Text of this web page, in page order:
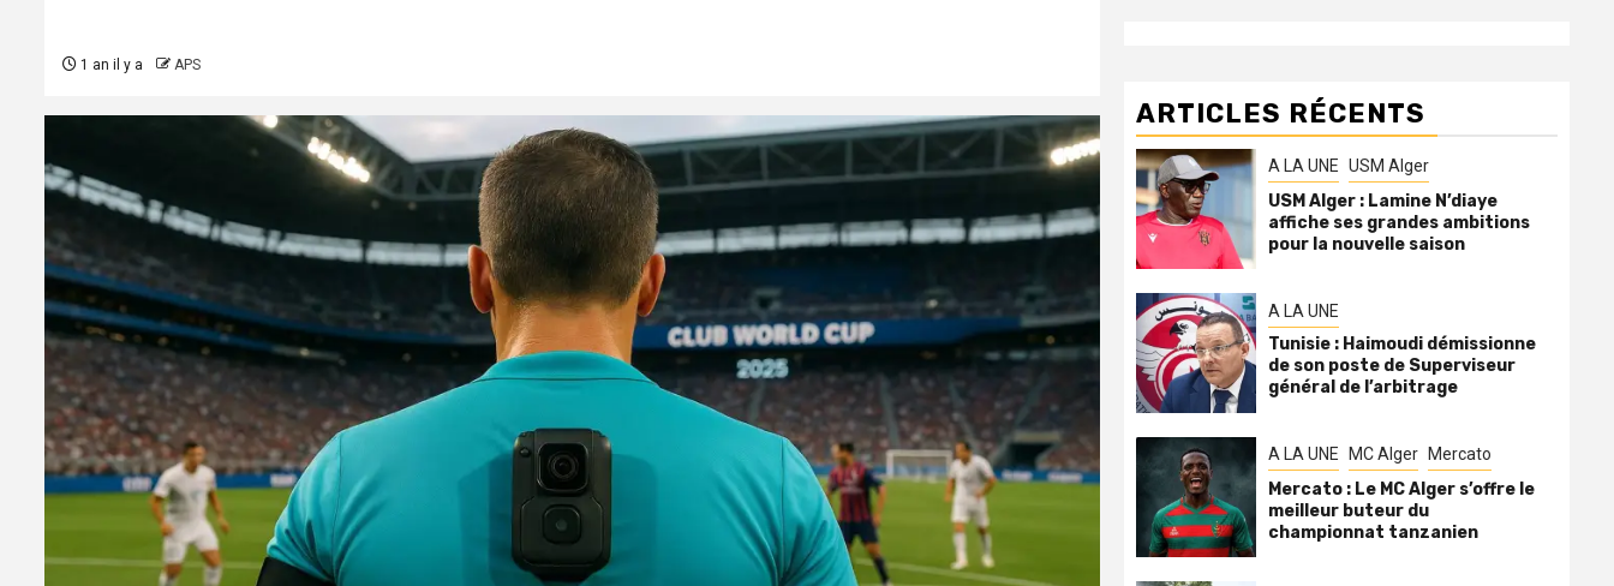
1 an il y a APS
ARTICLES RÉCENTS
A LA UNE USM Alger
USM Alger : Lamine N’diaye
affiche ses grandes ambitions
pour la nouvelle saison
A LA UNE
Tunisie : Haimoudi démissionne
de son poste de Superviseur
général de l’arbitrage
A LA UNE MC Alger Mercato
Mercato : Le MC Alger s’offre le
meilleur buteur du
championnat tanzanien